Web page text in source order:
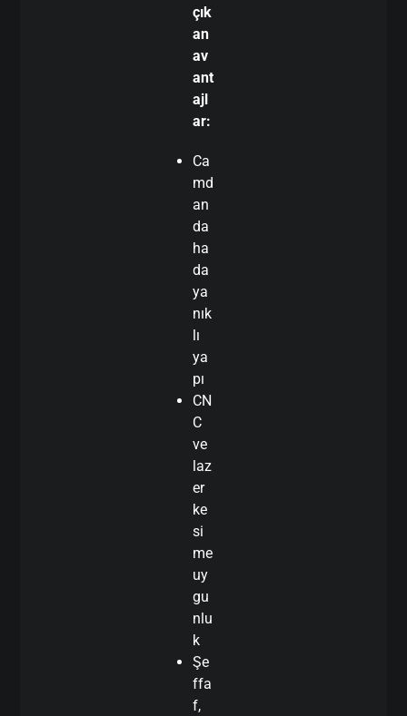
çık
an
av
ant
ajl
ar:
Ca
md
an
da
ha
da
ya
nık
lı
ya
pı
CN
C
ve
laz
er
ke
si
me
uy
gu
nlu
k
Şe
ffa
f,